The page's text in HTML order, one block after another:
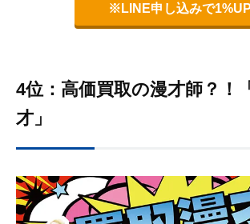
※LINE申し込みで1%UP
4位：高価買取の漫才師？！
才」